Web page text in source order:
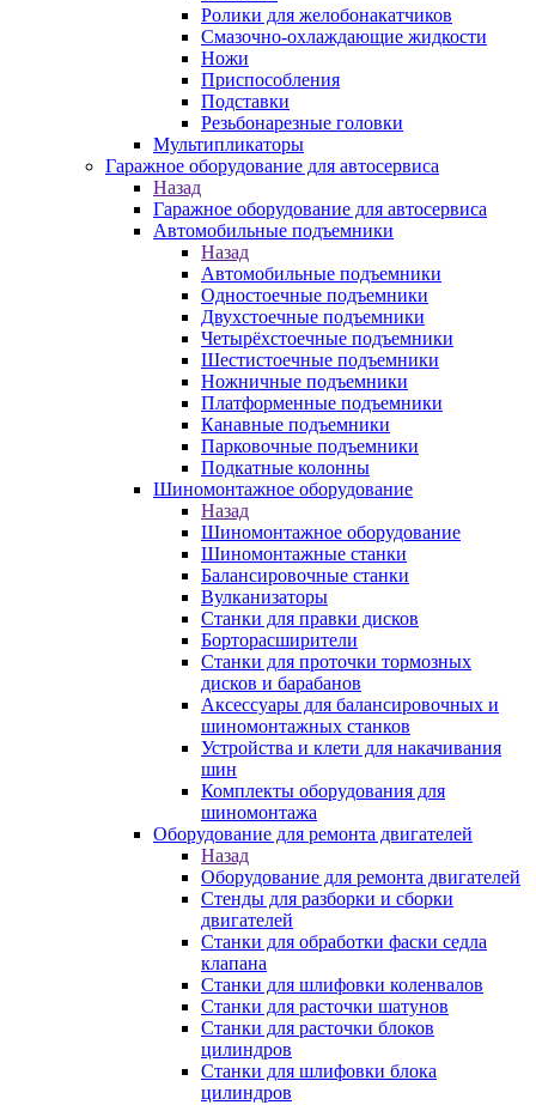
Ролики для желобонакатчиков
Смазочно-охлаждающие жидкости
Ножи
Приспособления
Подставки
Резьбонарезные головки
Мультипликаторы
Гаражное оборудование для автосервиса
Назад
Гаражное оборудование для автосервиса
Автомобильные подъемники
Назад
Автомобильные подъемники
Одностоечные подъемники
Двухстоечные подъемники
Четырёхстоечные подъемники
Шестистоечные подъемники
Ножничные подъемники
Платформенные подъемники
Канавные подъемники
Парковочные подъемники
Подкатные колонны
Шиномонтажное оборудование
Назад
Шиномонтажное оборудование
Шиномонтажные станки
Балансировочные станки
Вулканизаторы
Станки для правки дисков
Борторасширители
Станки для проточки тормозных
дисков и барабанов
Аксессуары для балансировочных и
шиномонтажных станков
Устройства и клети для накачивания
шин
Комплекты оборудования для
шиномонтажа
Оборудование для ремонта двигателей
Назад
Оборудование для ремонта двигателей
Стенды для разборки и сборки
двигателей
Станки для обработки фаски седла
клапана
Станки для шлифовки коленвалов
Станки для расточки шатунов
Станки для расточки блоков
цилиндров
Станки для шлифовки блока
цилиндров